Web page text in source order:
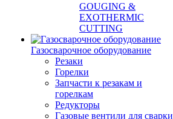
GOUGING &
EXOTHERMIC
CUTTING
Газосварочное оборудование
Резаки
Горелки
Запчасти к резакам и
горелкам
Редукторы
Газовые вентили для сварки